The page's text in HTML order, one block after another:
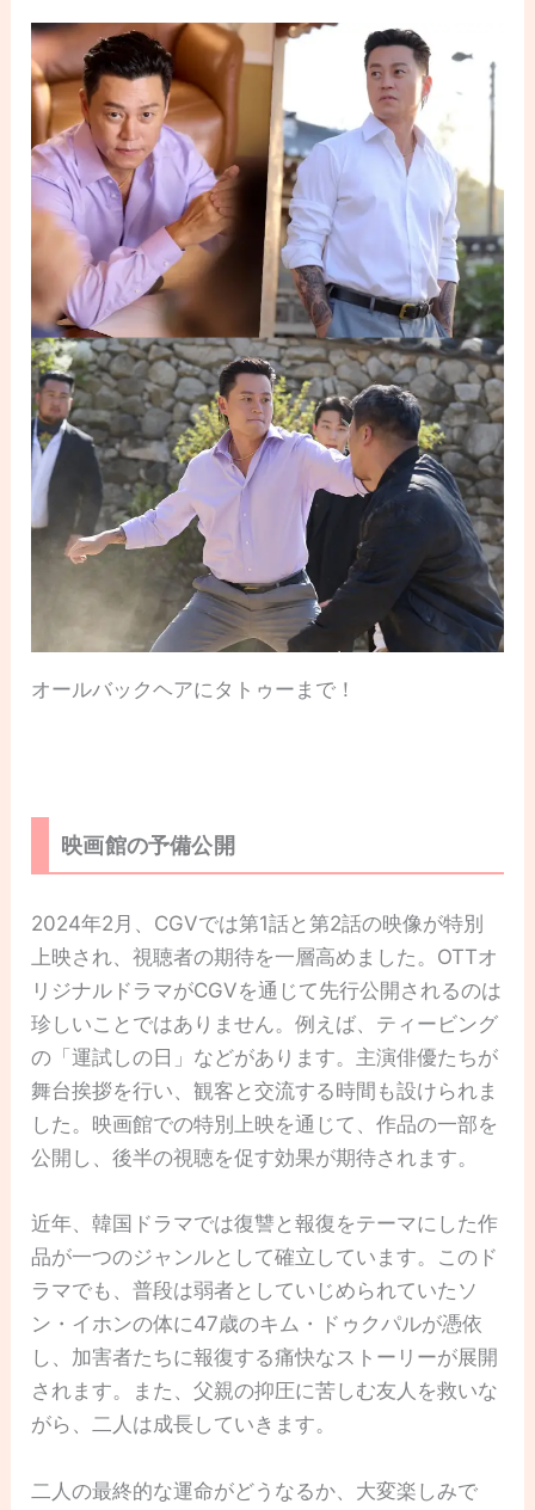
オールバックヘアにタトゥーまで！
映画館の予備公開
2024年2月、CGVでは第1話と第2話の映像が特別
上映され、視聴者の期待を一層高めました。OTTオ
リジナルドラマがCGVを通じて先行公開されるのは
珍しいことではありません。例えば、ティービング
の「運試しの日」などがあります。主演俳優たちが
舞台挨拶を行い、観客と交流する時間も設けられま
した。映画館での特別上映を通じて、作品の一部を
公開し、後半の視聴を促す効果が期待されます。
近年、韓国ドラマでは復讐と報復をテーマにした作
品が一つのジャンルとして確立しています。このド
ラマでも、普段は弱者としていじめられていたソ
ン・イホンの体に47歳のキム・ドゥクパルが憑依
し、加害者たちに報復する痛快なストーリーが展開
されます。また、父親の抑圧に苦しむ友人を救いな
がら、二人は成長していきます。
二人の最終的な運命がどうなるか、大変楽しみで